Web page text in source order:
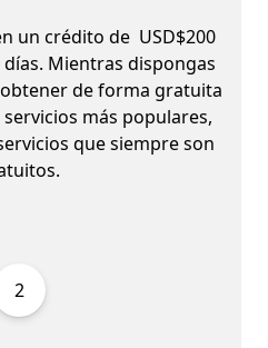
un crédito de USD$200
Mientras dispongas
de forma gratuita
más populares,
que siempre son
2